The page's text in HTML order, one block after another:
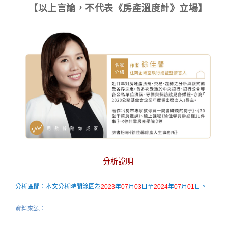
【以上言論，不代表《房產溫度計》立場】
分析說明
分析區間：本文分析時間範圍為2023年07月03 日至2024年07月01 日。
資料來源：